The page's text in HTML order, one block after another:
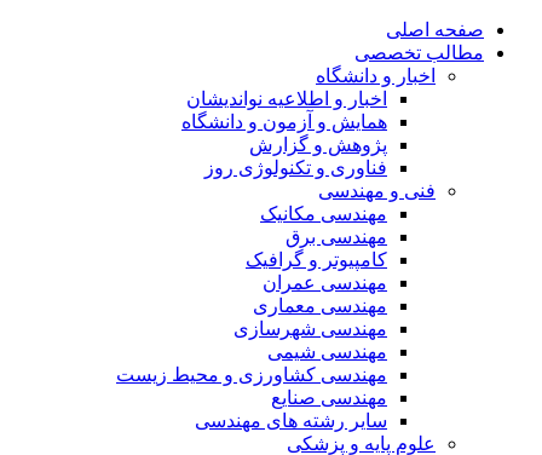
صفحه اصلی
مطالب تخصصی
اخبار و دانشگاه
اخبار و اطلاعیه نواندیشان
همایش و آزمون و دانشگاه
پژوهش و گزارش
فناوری و تکنولوژی روز
فنی و مهندسی
مهندسی مکانیک
مهندسی برق
کامپیوتر و گرافیک
مهندسی عمران
مهندسی معماری
مهندسی شهرسازی
مهندسی شیمی
مهندسی کشاورزی و محیط زیست
مهندسی صنایع
سایر رشته های مهندسی
علوم پایه و پزشکی